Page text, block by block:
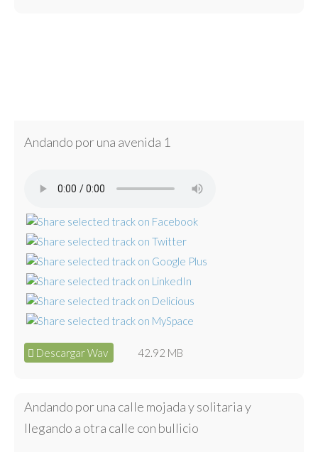
Andando por una avenida 1
Descargar Wav 42.92 MB
Andando por una calle mojada y solitaria y
llegando a otra calle con bullicio